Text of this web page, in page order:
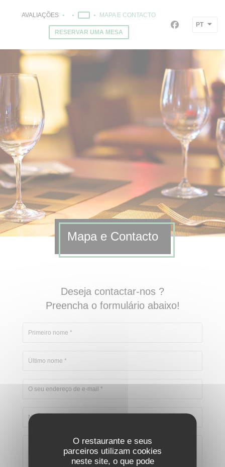
O restaurante e seus
parceiros utilizam cookies
neste site, o que pode
AVALIAÇÕES
((ABRE NUMA NOVA JANELA))
((ABRE NUMA NOVA JANELA))
MAPA E CONTACTO
RESERVAR UMA MESA Facebook
PT
Mapa e Contacto
Deseja contactar-nos ?
Preencha o formulário abaixo!